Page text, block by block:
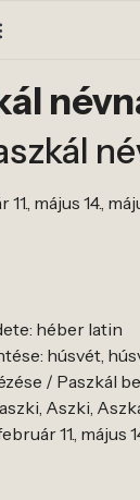
május 14.,
héber latin
húsvét,
/ Paszkál
Aszki,
11., május